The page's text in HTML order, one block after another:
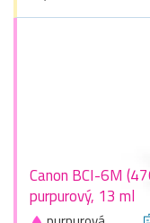
Canon BCI-6M
purpurový, 13 ml